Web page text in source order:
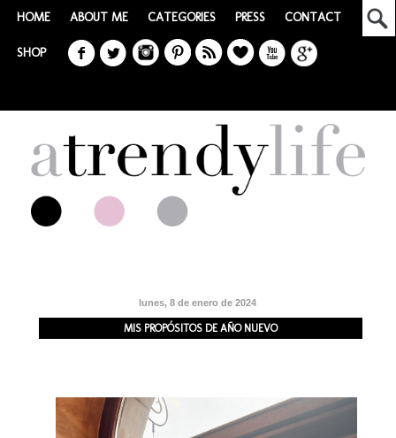
HOME ABOUT ME CATEGORIES PRESS CONTACT
SHOP
lunes, 8 de enero de 2024
MIS PROPÓSITOS DE AÑO NUEVO